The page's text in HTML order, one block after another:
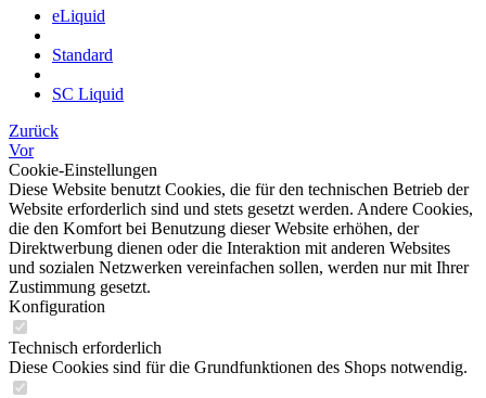
eLiquid
Standard
SC Liquid
Zurück
Vor
Cookie-Einstellungen
Diese Website benutzt Cookies, die für den technischen Betrieb der
Website erforderlich sind und stets gesetzt werden. Andere Cookies,
die den Komfort bei Benutzung dieser Website erhöhen, der
Direktwerbung dienen oder die Interaktion mit anderen Websites
und sozialen Netzwerken vereinfachen sollen, werden nur mit Ihrer
Zustimmung gesetzt.
Konfiguration
Technisch erforderlich
Diese Cookies sind für die Grundfunktionen des Shops notwendig.